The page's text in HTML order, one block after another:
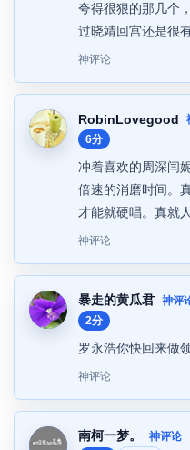
夸得很狠的那几个
过晓靖回宫还是很
神评论
RobinLovegood
6分
冲着喜欢的周深闫
倍速的消磨时间。
才能就硬唱。真就
神评论
暴走的黄瓜君 神评
2分
罗永浩你快回来做
神评论
南柯一梦。
神评论